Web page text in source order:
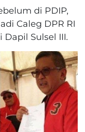
di PDIP,
Caleg DPR RI
Sulsel III.